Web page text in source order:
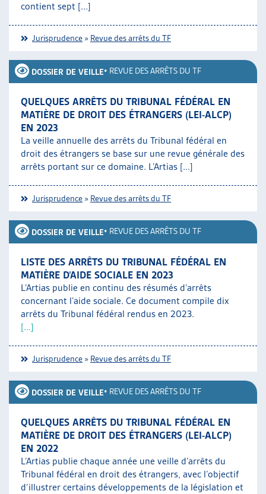
contient sept [...]
Jurisprudence » Revue des arrêts du TF
DOSSIER DE VEILLE• REVUE DES ARRÊTS DU TF
QUELQUES ARRÊTS DU TRIBUNAL FÉDÉRAL EN
MATIÈRE DE DROIT DES ÉTRANGERS (LEI-ALCP)
EN 2023
La veille annuelle des arrêts du Tribunal fédéral en
droit des étrangers se base sur une revue générale des
arrêts portant sur ce domaine. L’Artias [...]
Jurisprudence » Revue des arrêts du TF
DOSSIER DE VEILLE• REVUE DES ARRÊTS DU TF
LISTE DES ARRÊTS DU TRIBUNAL FÉDÉRAL EN
MATIÈRE D’AIDE SOCIALE EN 2023
L’Artias publie en continu des résumés d’arrêts
concernant l’aide sociale. Ce document compile dix
arrêts du Tribunal fédéral rendus en 2023.
[...]
Jurisprudence » Revue des arrêts du TF
DOSSIER DE VEILLE• REVUE DES ARRÊTS DU TF
QUELQUES ARRÊTS DU TRIBUNAL FÉDÉRAL EN
MATIÈRE DE DROIT DES ÉTRANGERS (LEI-ALCP)
EN 2022
L’Artias publie chaque année une veille d’arrêts du
Tribunal fédéral en droit des étrangers, avec l’objectif
d’illustrer certains développements de la législation et